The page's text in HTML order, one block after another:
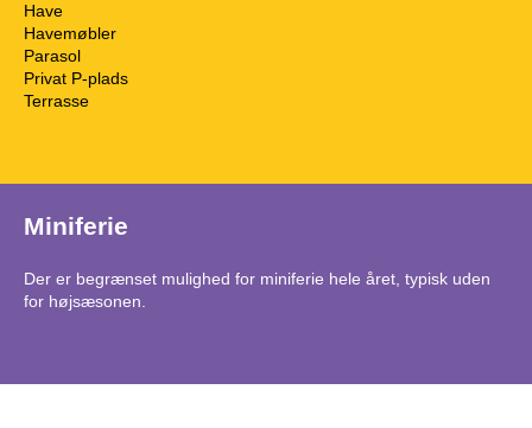
Have
Havemøbler
Parasol
Privat P-plads
Terrasse
Miniferie
Der er begrænset mulighed for miniferie hele året, typisk uden
for højsæsonen.